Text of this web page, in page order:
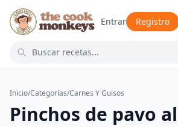
Entrar Registro
Inicio/Categorías/Carnes Y Guisos
Pinchos de pavo